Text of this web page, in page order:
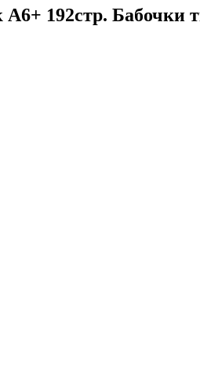
192стр. Бабочки